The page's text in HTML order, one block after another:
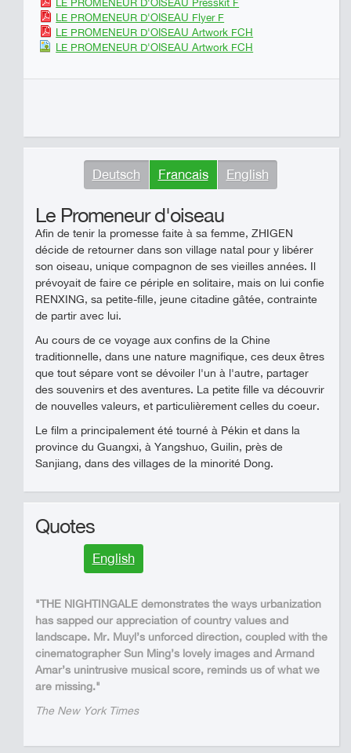
LE PROMENEUR D'OISEAU Flyer F
LE PROMENEUR D'OISEAU Artwork FCH
LE PROMENEUR D'OISEAU Artwork FCH
Deutsch Francais English
Le Promeneur d'oiseau
Afin de tenir la promesse faite à sa femme, ZHIGEN
décide de retourner dans son village natal pour y libérer
son oiseau, unique compagnon de ses vieilles années. Il
prévoyait de faire ce périple en solitaire, mais on lui confie
RENXING, sa petite-fille, jeune citadine gâtée, contrainte
de partir avec lui.
Au cours de ce voyage aux confins de la Chine
traditionnelle, dans une nature magnifique, ces deux êtres
que tout sépare vont se dévoiler l'un à l'autre, partager
des souvenirs et des aventures. La petite fille va découvrir
de nouvelles valeurs, et particulièrement celles du coeur.
Le film a principalement été tourné à Pékin et dans la
province du Guangxi, à Yangshuo, Guilin, près de
Sanjiang, dans des villages de la minorité Dong.
Quotes
English
"THE NIGHTINGALE demonstrates the ways urbanization
has sapped our appreciation of country values and
landscape. Mr. Muyl’s unforced direction, coupled with the
cinematographer Sun Ming’s lovely images and Armand
Amar’s unintrusive musical score, reminds us of what we
are missing."
The New York Times